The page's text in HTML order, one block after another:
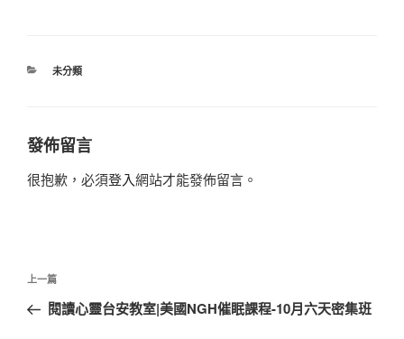
分
未分類
發佈留言
很抱歉，必須登入網站才能發佈留言。
文
導
上
一
上一篇
閱讀心靈台安教室|美國NGH催眠課程-10月六天密集班